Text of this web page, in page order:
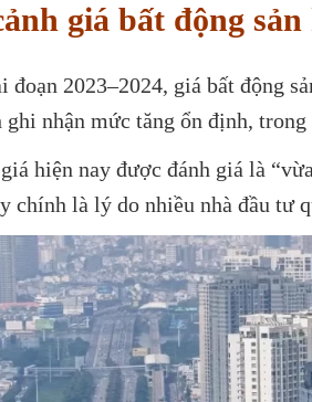
giá bất động
đoạn 2023–2024, giá bất động
nhận mức tăng ổn định,
hiện nay được đánh giá là
chính là lý do nhiều nhà đầu tư